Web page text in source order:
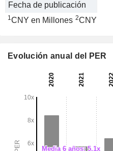
Fecha de publicación
1CNY en Millones 2CNY
Evolución anual del PER